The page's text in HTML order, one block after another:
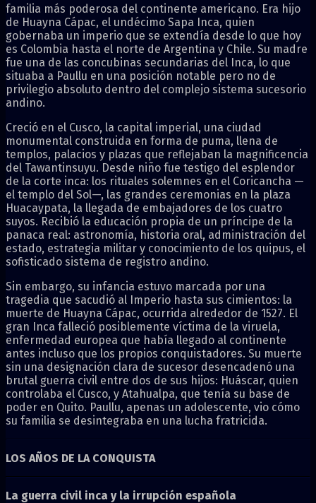
familia más poderosa del continente americano. Era hijo
de Huayna Cápac, el undécimo Sapa Inca, quien
gobernaba un imperio que se extendía desde lo que hoy
es Colombia hasta el norte de Argentina y Chile. Su madre
fue una de las concubinas secundarias del Inca, lo que
situaba a Paullu en una posición notable pero no de
privilegio absoluto dentro del complejo sistema sucesorio
andino.
Creció en el Cusco, la capital imperial, una ciudad
monumental construida en forma de puma, llena de
templos, palacios y plazas que reflejaban la magnificencia
del Tawantinsuyu. Desde niño fue testigo del esplendor
de la corte inca: los rituales solemnes en el Coricancha —
el templo del Sol—, las grandes ceremonias en la plaza
Huacaypata, la llegada de embajadores de los cuatro
suyos. Recibió la educación propia de un príncipe de la
panaca real: astronomía, historia oral, administración del
estado, estrategia militar y conocimiento de los quipus, el
sofisticado sistema de registro andino.
Sin embargo, su infancia estuvo marcada por una
tragedia que sacudió al Imperio hasta sus cimientos: la
muerte de Huayna Cápac, ocurrida alrededor de 1527. El
gran Inca falleció posiblemente víctima de la viruela,
enfermedad europea que había llegado al continente
antes incluso que los propios conquistadores. Su muerte
sin una designación clara de sucesor desencadenó una
brutal guerra civil entre dos de sus hijos: Huáscar, quien
controlaba el Cusco, y Atahualpa, que tenía su base de
poder en Quito. Paullu, apenas un adolescente, vio cómo
su familia se desintegraba en una lucha fratricida.
LOS AÑOS DE LA CONQUISTA
La guerra civil inca y la irrupción española